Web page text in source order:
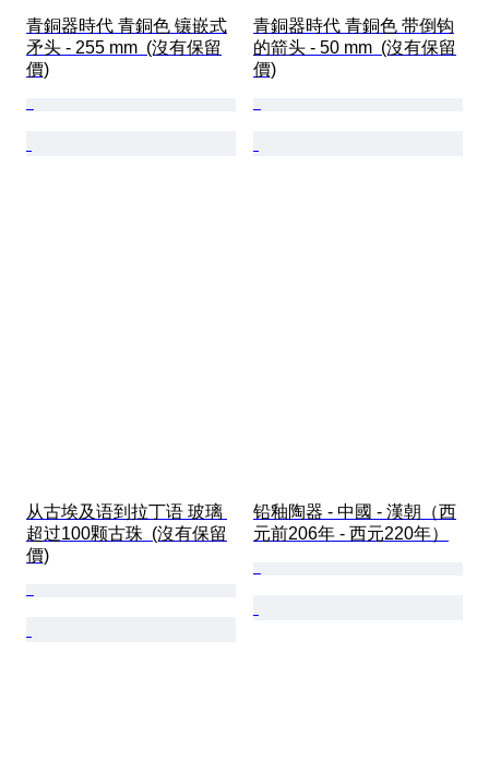
青銅器時代 青銅色 镶嵌式
矛头 - 255 mm  (沒有保留
價)
青銅器時代 青銅色 带倒钩
的箭头 - 50 mm  (沒有保留
價)
从古埃及语到拉丁语 玻璃
超过100颗古珠  (沒有保留
價)
铅釉陶器 - 中國 - 漢朝（西
元前206年 - 西元220年）